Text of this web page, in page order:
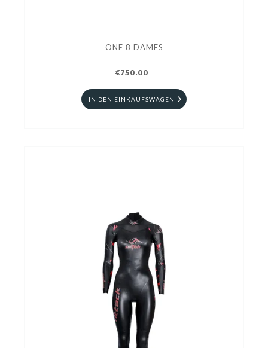
ONE 8 DAMES
€750.00
IN DEN EINKAUFSWAGEN